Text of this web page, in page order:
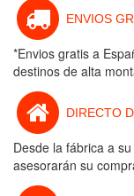
ENVIOS
*Envios gratis a
destinos de alta
DIRECTO
Desde la fábrica a
asesorarán su